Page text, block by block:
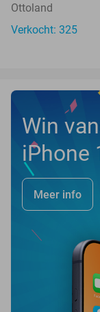
Ottoland
Verkocht: 325
Win
iPhone
Meer info